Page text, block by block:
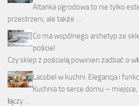
Altanka ogrodowa to nie tylko
przestrzeni, ale także …
Co ma wspólnego archetyp ze
pościel
Czy sklep z pościelą powinien zadbać o
Lacobel w kuchni: Elegancja i
Kuchnia to serce domu –
łączy …